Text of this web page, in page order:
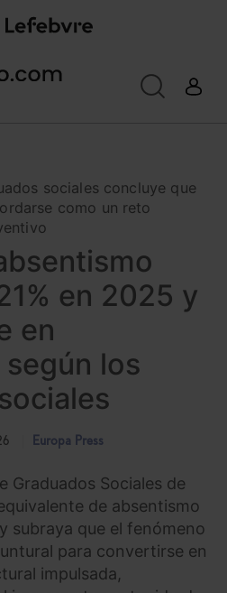
sociales concluye que
como un reto
en 2025 y
en
los
Europa Press
Graduados Sociales de
de absentismo
subraya que el fenómeno
para convertirse en
impulsada,